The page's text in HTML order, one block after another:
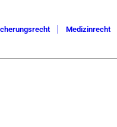
Medizinrecht